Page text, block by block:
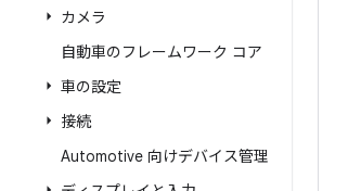
カメラ
自動車のフレームワーク コア
車の設定
接続
Automotive 向けデバイス管理